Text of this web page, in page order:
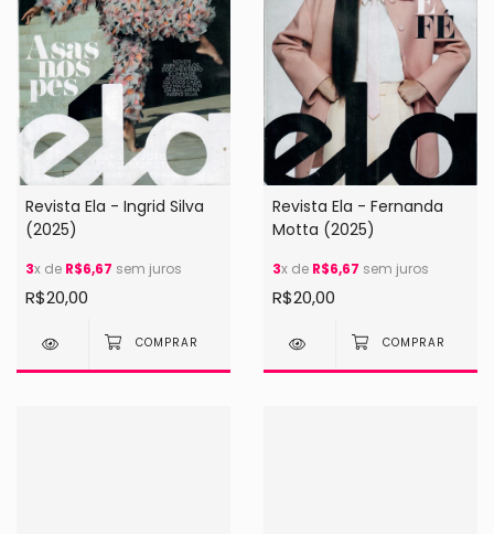
Revista Ela - Ingrid Silva
(2025)
3x de R$6,67 sem juros
R$20,00
Revista Ela - Fernanda
Motta (2025)
3x de R$6,67 sem juros
R$20,00